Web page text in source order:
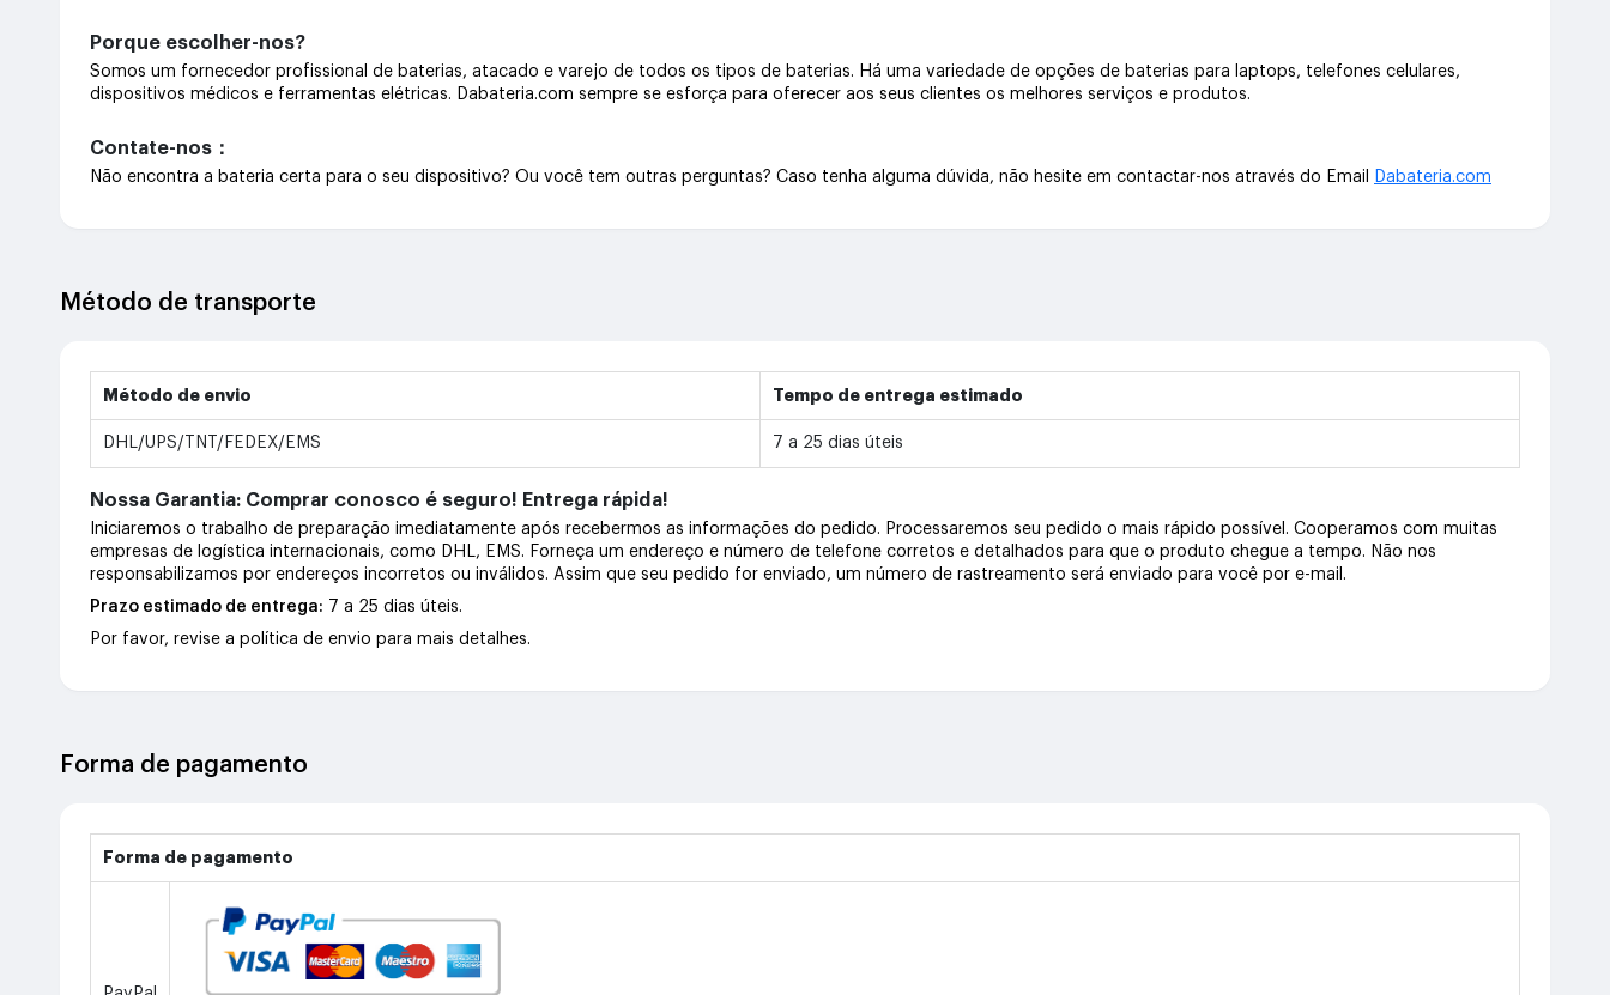
Porque escolher-nos?
Somos um fornecedor profissional de baterias, atacado e varejo de todos os tipos de baterias. Há uma variedade de opções de baterias para laptops, telefones celulares,
dispositivos médicos e ferramentas elétricas. Dabateria.com sempre se esforça para oferecer aos seus clientes os melhores serviços e produtos.
Contate-nos：
Não encontra a bateria certa para o seu dispositivo? Ou você tem outras perguntas? Caso tenha alguma dúvida, não hesite em contactar-nos através do Email Dabateria.com
Método de transporte
Método de envio Tempo de entrega estimado
DHL/UPS/TNT/FEDEX/EMS 7 a 25 dias úteis
Nossa Garantia: Comprar conosco é seguro! Entrega rápida!
Iniciaremos o trabalho de preparação imediatamente após recebermos as informações do pedido. Processaremos seu pedido o mais rápido possível. Cooperamos com muitas
empresas de logística internacionais, como DHL, EMS. Forneça um endereço e número de telefone corretos e detalhados para que o produto chegue a tempo. Não nos
responsabilizamos por endereços incorretos ou inválidos. Assim que seu pedido for enviado, um número de rastreamento será enviado para você por e-mail.
Prazo estimado de entrega: 7 a 25 dias úteis.
Por favor, revise a política de envio para mais detalhes.
Forma de pagamento
Forma de pagamento